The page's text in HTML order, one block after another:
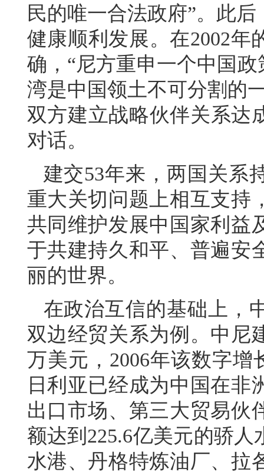
民的唯一合法政府”。此
健康顺利发展。在2002年
确，“尼方重申一个中国
湾是中国领土不可分割的
双方建立战略伙伴关系达
对话。
建交53年来，两国关系
重大关切问题上相互支持
共同维护发展中国家利益
于共建持久和平、普遍安
丽的世界。
在政治互信的基础上，
双边经贸关系为例。中尼
万美元，2006年该数字增
日利亚已经成为中国在非
出口市场、第三大贸易伙
额达到225.6亿美元的骄
水港、丹格特炼油厂、拉